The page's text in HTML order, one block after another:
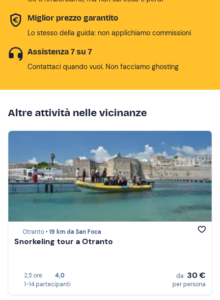
Miglior prezzo garantito
Lo stesso della guida: non applichiamo commissioni
Assistenza 7 su 7
Contattaci quando vuoi. Non facciamo ghosting
Altre attività nelle vicinanze
Otranto •19 km da San Foca
Snorkeling tour a Otranto
2,5 ore
4,0
1-14 partecipanti
da 30 €
per persona